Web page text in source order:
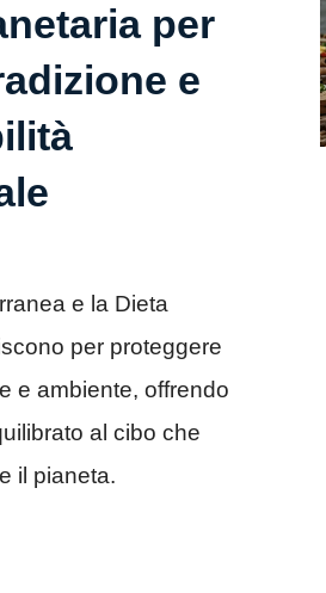
per
e
e la Dieta
per proteggere
e ambiente, offrendo
al cibo che
il pianeta.